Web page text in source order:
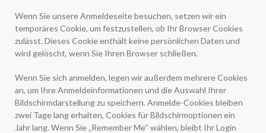
Wenn Sie unsere Anmeldeseite besuchen, setzen wir ein
temporäres Cookie, um festzustellen, ob Ihr Browser Cookies
zulässt. Dieses Cookie enthält keine persönlichen Daten und
wird gelöscht, wenn Sie Ihren Browser schließen.
Wenn Sie sich anmelden, legen wir außerdem mehrere Cookies
an, um Ihre Anmeldeinformationen und die Auswahl Ihrer
Bildschirmdarstellung zu speichern. Anmelde-Cookies bleiben
zwei Tage lang erhalten, Cookies für Bildschirmoptionen ein
Jahr lang. Wenn Sie „Remember Me“ wählen, bleibt Ihr Login